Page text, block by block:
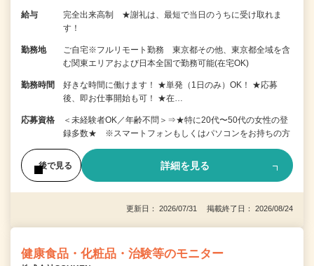
給与
完全出来高制 ★謝礼は、最短で当日のうちに受け取れま
す！
勤務地
ご自宅※フルリモート勤務 東京都その他、東京都全域を含
む関東エリアおよび日本全国で勤務可能(在宅OK)
勤務時間
好きな時間に働けます！ ★単発（1日のみ）OK！ ★応募
後、即お仕事開始も可！ ★在…
応募資格
＜未経験者OK／年齢不問＞⇒★特に20代〜50代の女性の登
録多数★ ※スマートフォンもしくはパソコンをお持ちの方
後で見る 詳細を見る
更新日： 2026/07/31 掲載終了日： 2026/08/24
健康食品・化粧品・治験等のモニター